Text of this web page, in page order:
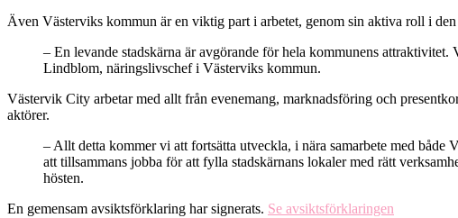
Även Västerviks kommun är en viktig part i arbetet, genom sin aktiva roll i
– En levande stadskärna är avgörande för hela kommunens
Lindblom, näringslivschef i Västerviks kommun.
Västervik City arbetar med allt från evenemang, marknadsföring och
aktörer.
– Allt detta kommer vi att fortsätta utveckla, i nära samarbete med
att tillsammans jobba för att fylla stadskärnans lokaler med rätt
hösten.
En gemensam avsiktsförklaring har signerats. Se avsiktsförklaringen